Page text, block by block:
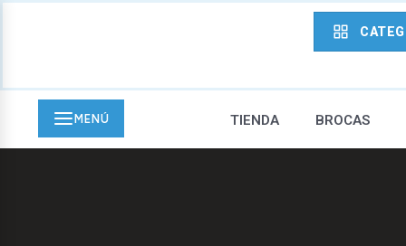
MENÚ TIENDA BROCAS